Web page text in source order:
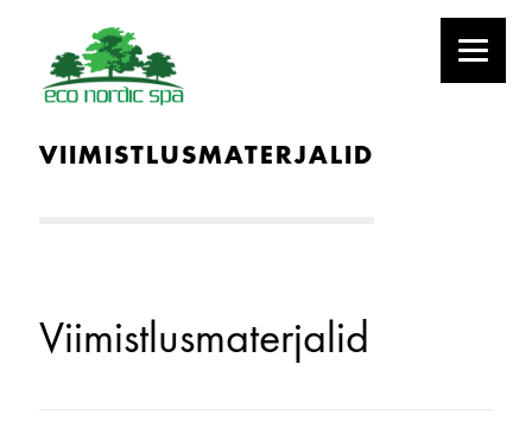
VIIMISTLUSMATERJALID
Viimistlusmaterjalid